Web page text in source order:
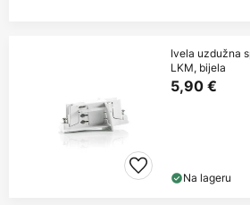
Ivela uzdužna
LKM, bijela
5,90 €
Na lageru